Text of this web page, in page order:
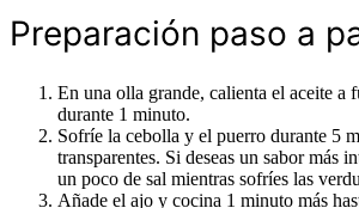
Preparación paso a
En una olla grande, calienta el aceite a
durante 1 minuto.
Sofríe la cebolla y el puerro durante 5
transparentes. Si deseas un sabor más
un poco de sal mientras sofríes las
Añade el ajo y cocina 1 minuto más